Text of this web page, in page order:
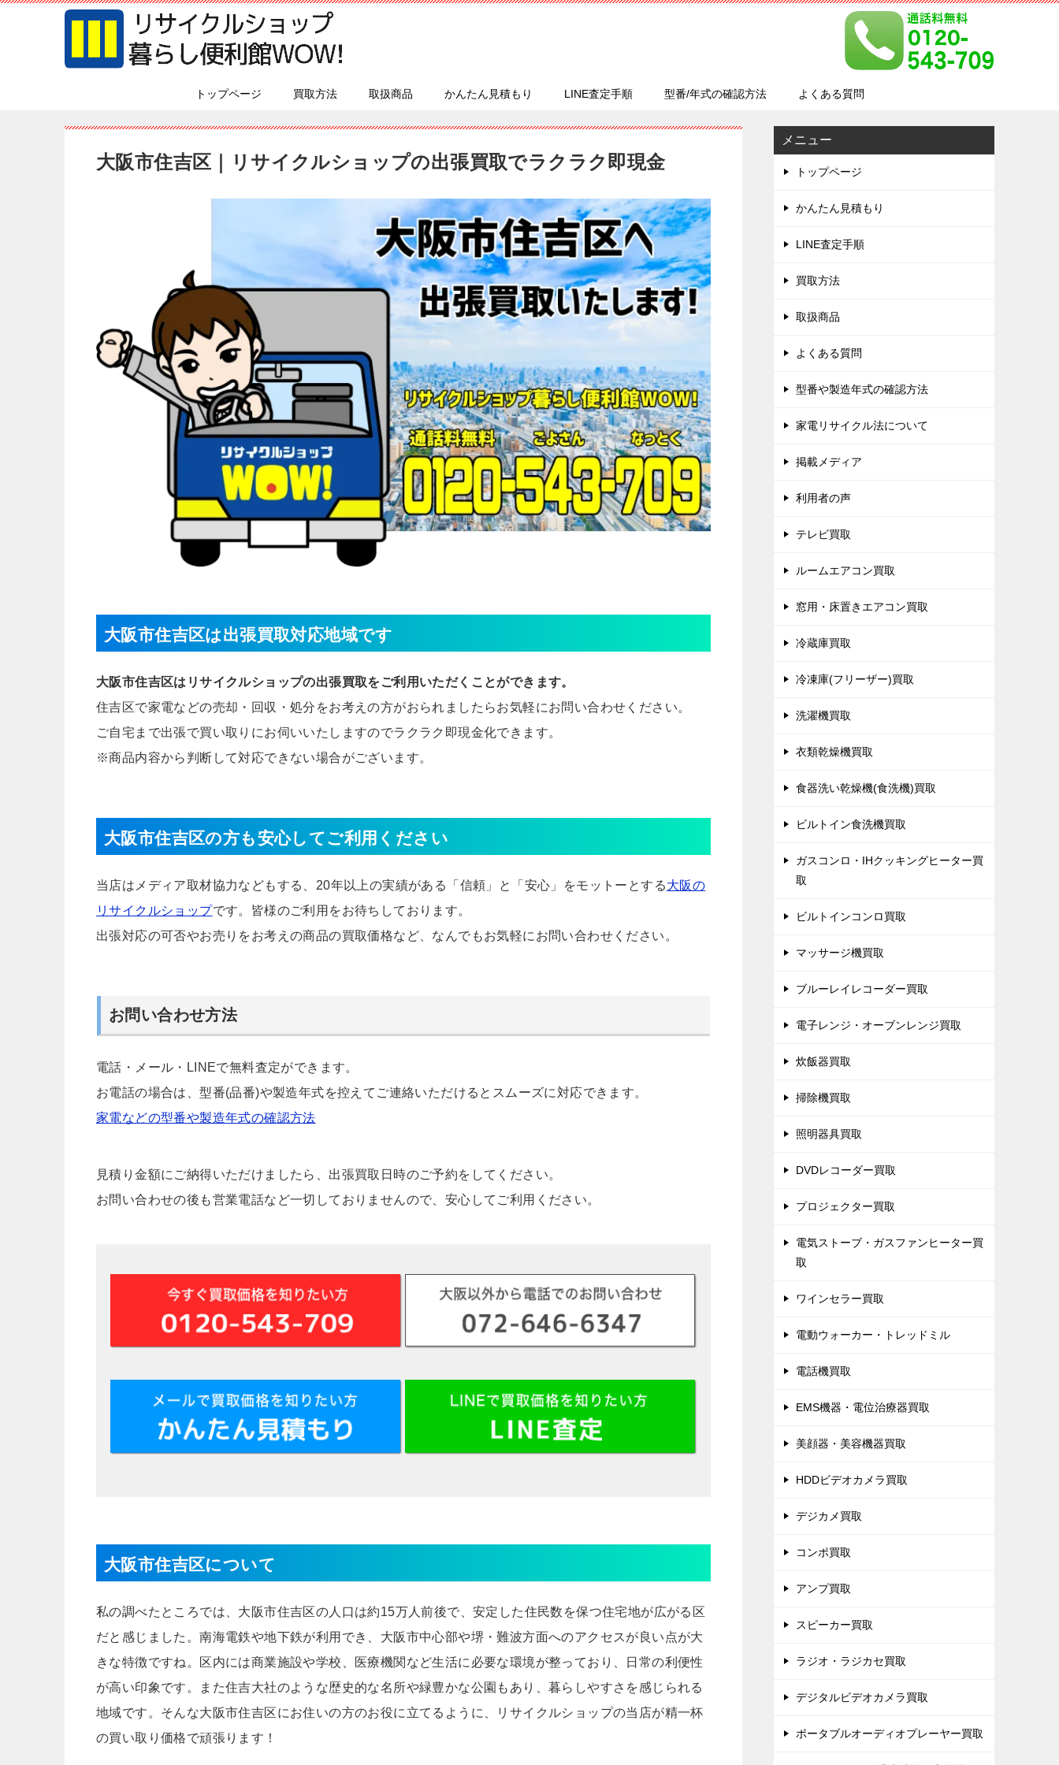
トップページ 買取方法 取扱商品 かんたん見積もり LINE査定手順 型番/年式の確認方法 よくある質問
大阪市住吉区｜リサイクルショップの出張買取でラクラク即現金
大阪市住吉区は出張買取対応地域です
大阪市住吉区はリサイクルショップの出張買取をご利用いただくことができます。
住吉区で家電などの売却・回収・処分をお考えの方がおられましたらお気軽にお問い合わせください。
ご自宅まで出張で買い取りにお伺いいたしますのでラクラク即現金化できます。
※商品内容から判断して対応できない場合がございます。
大阪市住吉区の方も安心してご利用ください
当店はメディア取材協力などもする、20年以上の実績がある「信頼」と「安心」をモットーとする大阪の
リサイクルショップです。皆様のご利用をお待ちしております。
出張対応の可否やお売りをお考えの商品の買取価格など、なんでもお気軽にお問い合わせください。
お問い合わせ方法
電話・メール・LINEで無料査定ができます。
お電話の場合は、型番(品番)や製造年式を控えてご連絡いただけるとスムーズに対応できます。
家電などの型番や製造年式の確認方法
見積り金額にご納得いただけましたら、出張買取日時のご予約をしてください。
お問い合わせの後も営業電話など一切しておりませんので、安心してご利用ください。
大阪市住吉区について
私の調べたところでは、大阪市住吉区の人口は約15万人前後で、安定した住民数を保つ住宅地が広がる区
だと感じました。南海電鉄や地下鉄が利用でき、大阪市中心部や堺・難波方面へのアクセスが良い点が大
きな特徴ですね。区内には商業施設や学校、医療機関など生活に必要な環境が整っており、日常の利便性
が高い印象です。また住吉大社のような歴史的な名所や緑豊かな公園もあり、暮らしやすさを感じられる
地域です。そんな大阪市住吉区にお住いの方のお役に立てるように、リサイクルショップの当店が精一杯
の買い取り価格で頑張ります！
メニュー
トップページ
かんたん見積もり
LINE査定手順
買取方法
取扱商品
よくある質問
型番や製造年式の確認方法
家電リサイクル法について
掲載メディア
利用者の声
テレビ買取
ルームエアコン買取
窓用・床置きエアコン買取
冷蔵庫買取
冷凍庫(フリーザー)買取
洗濯機買取
衣類乾燥機買取
食器洗い乾燥機(食洗機)買取
ビルトイン食洗機買取
ガスコンロ・IHクッキングヒーター買
取
ビルトインコンロ買取
マッサージ機買取
ブルーレイレコーダー買取
電子レンジ・オーブンレンジ買取
炊飯器買取
掃除機買取
照明器具買取
DVDレコーダー買取
プロジェクター買取
電気ストーブ・ガスファンヒーター買
取
ワインセラー買取
電動ウォーカー・トレッドミル
電話機買取
EMS機器・電位治療器買取
美顔器・美容機器買取
HDDビデオカメラ買取
デジカメ買取
コンポ買取
アンプ買取
スピーカー買取
ラジオ・ラジカセ買取
デジタルビデオカメラ買取
ポータブルオーディオプレーヤー買取